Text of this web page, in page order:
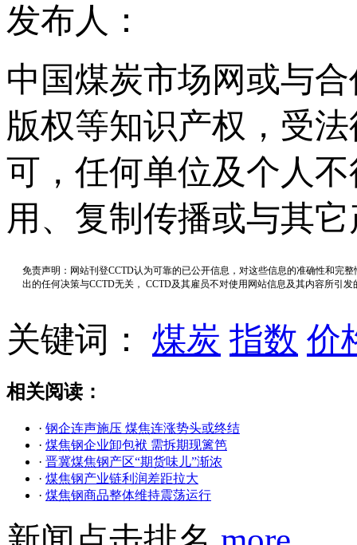
发布人：
中国煤炭市场网或与
版权等知识产权，受
可，任何单位及个人
用、复制传播或与其
免责声明：网站刊登CCTD认为可靠的已公开信息，对这些信息的准确性和完
出的任何决策与CCTD无关， CCTD及其雇员不对使用网站信息及其内容所引
关键词： 煤炭 指数 价
相关阅读：
· 钢企连声施压 煤焦连涨势头或终结
· 煤焦钢企业卸包袱 需拆期现篱笆
· 晋冀煤焦钢产区“期货味儿”渐浓
· 煤焦钢产业链利润差距拉大
· 煤焦钢商品整体维持震荡运行